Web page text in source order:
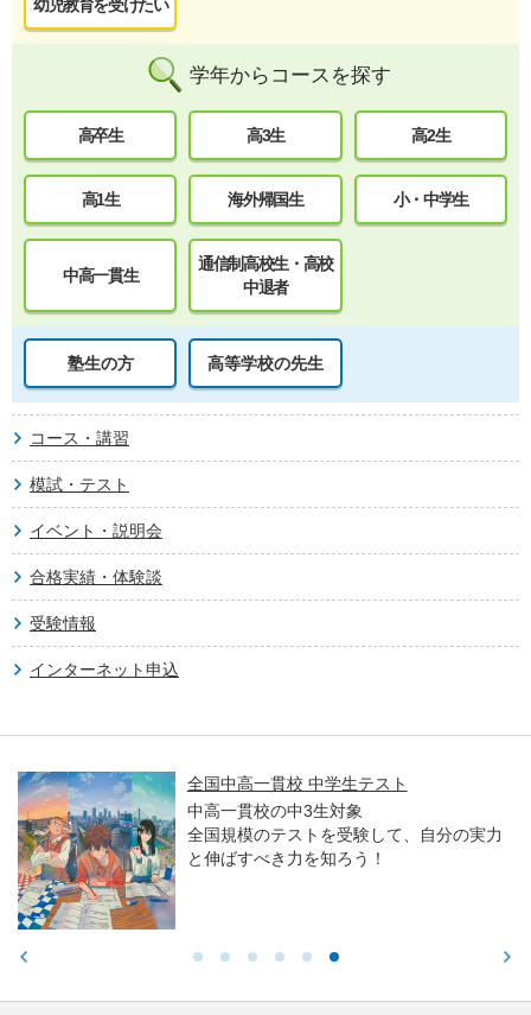
幼児教育を受けたい
学年からコースを探す
高卒生 高3生 高2生
高1生 海外帰国生 小・中学生
中高一貫生
通信制高校生・高校
中退者
塾生の方 高等学校の先生
コース・講習
模試・テスト
イベント・説明会
合格実績・体験談
受験情報
インターネット申込
全国中高一貫校 中学生テスト
中高一貫校の中3生対象
全国規模のテストを受験して、自分の実力
と伸ばすべき力を知ろう！